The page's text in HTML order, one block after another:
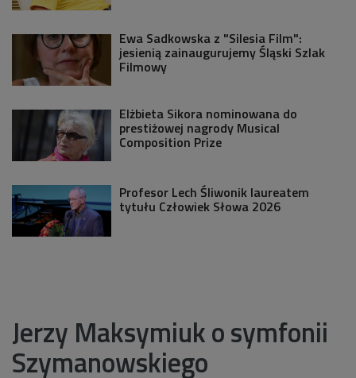
Ewa Sadkowska z "Silesia Film":
jesienią zainaugurujemy Śląski Szlak
Filmowy
Elżbieta Sikora nominowana do
prestiżowej nagrody Musical
Composition Prize
Profesor Lech Śliwonik laureatem
tytułu Człowiek Słowa 2026
Jerzy Maksymiuk o symfonii
Szymanowskiego